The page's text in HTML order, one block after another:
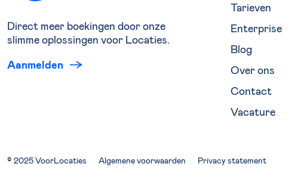
Direct meer boekingen door onze
slimme oplossingen voor Locaties.
Aanmelden
Tarieven
Enterprise
Blog
Over ons
Contact
Vacature
© 2025 VoorLocaties Algemene voorwaarden Privacy statement